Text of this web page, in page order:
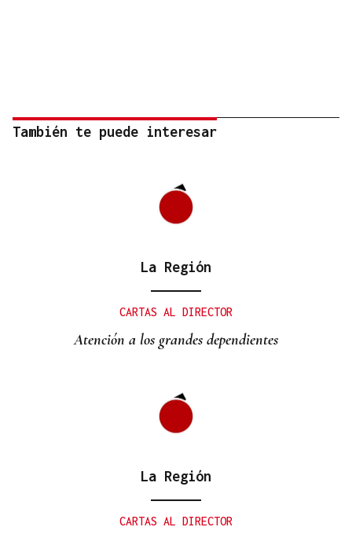
También te puede interesar
La Región
CARTAS AL DIRECTOR
Atención a los grandes dependientes
La Región
CARTAS AL DIRECTOR